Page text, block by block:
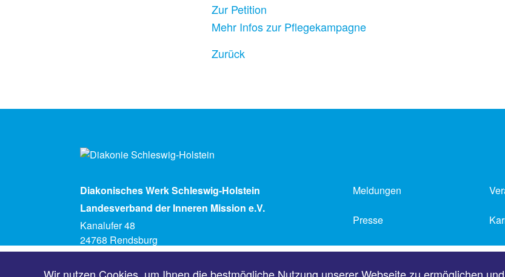
Zur Petition
Mehr Infos zur Pflegekampagne
Zurück
Diakonisches Werk Schleswig-Holstein
Landesverband der Inneren Mission e.V.
Kanalufer 48
24768 Rendsburg
info@diakonie-sh.de
Meldungen
Presse
Impressum